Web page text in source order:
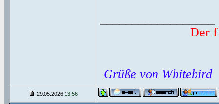
Der
Grüße von Whitebird
29.05.2026 13:56